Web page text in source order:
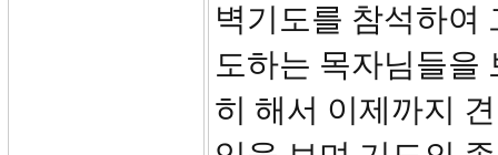
벽기도를 참석하여
도하는 목자님들을
히 해서 이제까지